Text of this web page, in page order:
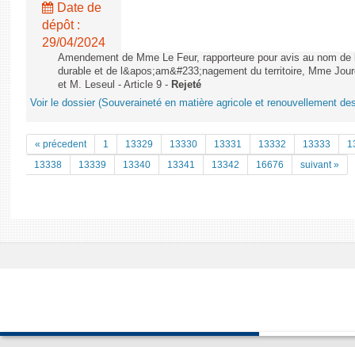
Date de
dépôt :
29/04/2024
Amendement de Mme Le Feur, rapporteure pour avis au nom
durable et de l&apos;am&#233;nagement du territoire, Mme
et M. Leseul - Article 9 - Rejeté
Voir le dossier (Souveraineté en matière agricole et renouvellement
« précedent 1 13329 13330 13331 13332 13333
13338
13339 13340 13341 13342 16676 suivant »